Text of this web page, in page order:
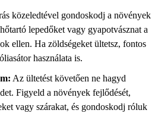
közeledtével gondoskodj a növények
lepedőket vagy gyapotvásznat a
ellen. Ha zöldségeket ültetsz, fontos
használata is.
Az ültetést követően ne hagyd
Figyeld a növények fejlődését,
vagy szárakat, és gondoskodj róluk